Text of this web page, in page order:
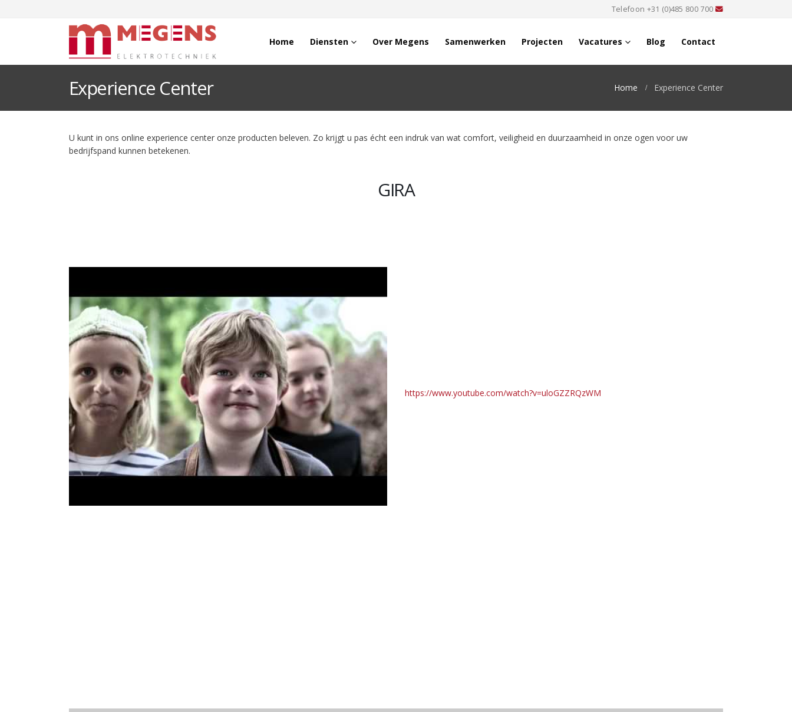
Telefoon +31 (0)485 800 700
Home Diensten Over Megens Samenwerken Projecten Vacatures Blog Contact
Experience Center Home Experience Center
U kunt in ons online experience center onze producten beleven. Zo krijgt u pas écht een indruk van wat comfort, veiligheid en duurzaamheid in onze ogen voor uw
bedrijfspand kunnen betekenen.
GIRA
https://www.youtube.com/watch?v=uloGZZRQzWM